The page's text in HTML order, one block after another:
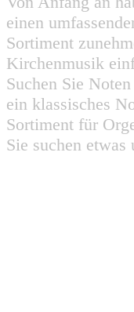
einen
Sortiment
Kirchenmusik
Suchen Sie
ein klassisches
Sortiment für
Sie suchen